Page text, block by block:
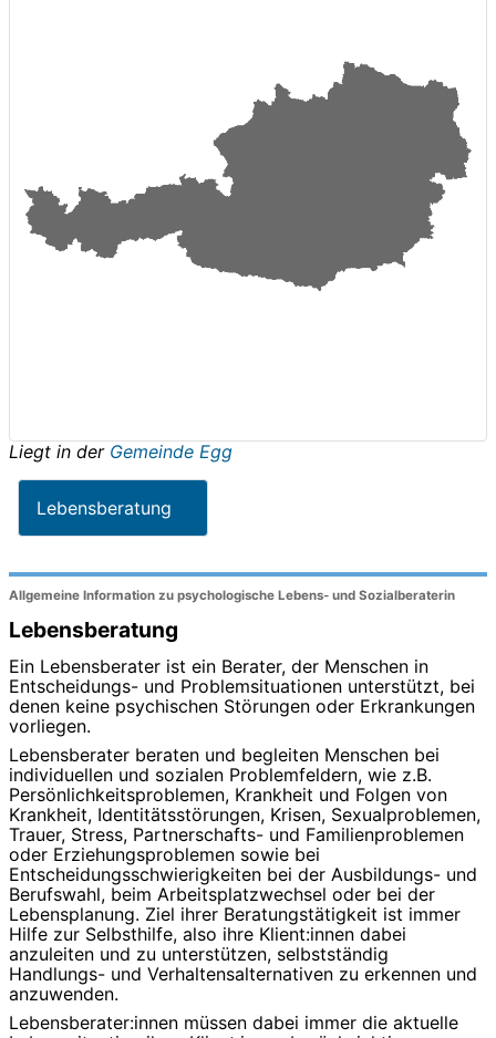
Liegt in der Gemeinde Egg
Lebensberatung
Allgemeine Information zu psychologische Lebens- und Sozialberaterin
Lebensberatung
Ein Lebensberater ist ein Berater, der Menschen in
Entscheidungs- und Problemsituationen unterstützt, bei
denen keine psychischen Störungen oder Erkrankungen
vorliegen.
Lebensberater beraten und begleiten Menschen bei
individuellen und sozialen Problemfeldern, wie z.B.
Persönlichkeitsproblemen, Krankheit und Folgen von
Krankheit, Identitätsstörungen, Krisen, Sexualproblemen,
Trauer, Stress, Partnerschafts- und Familienproblemen
oder Erziehungsproblemen sowie bei
Entscheidungsschwierigkeiten bei der Ausbildungs- und
Berufswahl, beim Arbeitsplatzwechsel oder bei der
Lebensplanung. Ziel ihrer Beratungstätigkeit ist immer
Hilfe zur Selbsthilfe, also ihre Klient:innen dabei
anzuleiten und zu unterstützen, selbstständig
Handlungs- und Verhaltensalternativen zu erkennen und
anzuwenden.
Lebensberater:innen müssen dabei immer die aktuelle